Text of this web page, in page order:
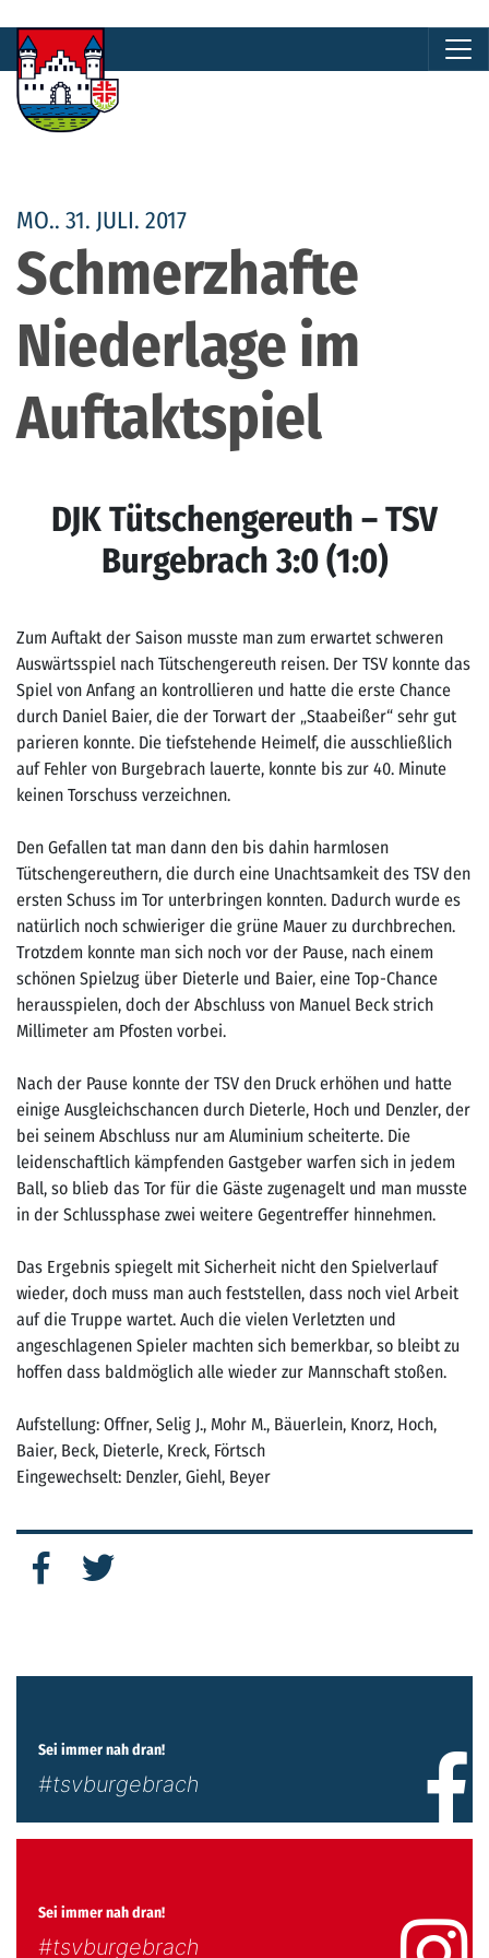
MO.. 31. JULI. 2017
Schmerzhafte
Niederlage im
Auftaktspiel
DJK Tütschengereuth – TSV
Burgebrach 3:0 (1:0)
Zum Auftakt der Saison musste man zum erwartet schweren
Auswärtsspiel nach Tütschengereuth reisen. Der TSV konnte das
Spiel von Anfang an kontrollieren und hatte die erste Chance
durch Daniel Baier, die der Torwart der „Staabeißer“ sehr gut
parieren konnte. Die tiefstehende Heimelf, die ausschließlich
auf Fehler von Burgebrach lauerte, konnte bis zur 40. Minute
keinen Torschuss verzeichnen.
Den Gefallen tat man dann den bis dahin harmlosen
Tütschengereuthern, die durch eine Unachtsamkeit des TSV den
ersten Schuss im Tor unterbringen konnten. Dadurch wurde es
natürlich noch schwieriger die grüne Mauer zu durchbrechen.
Trotzdem konnte man sich noch vor der Pause, nach einem
schönen Spielzug über Dieterle und Baier, eine Top-Chance
herausspielen, doch der Abschluss von Manuel Beck strich
Millimeter am Pfosten vorbei.
Nach der Pause konnte der TSV den Druck erhöhen und hatte
einige Ausgleichschancen durch Dieterle, Hoch und Denzler, der
bei seinem Abschluss nur am Aluminium scheiterte. Die
leidenschaftlich kämpfenden Gastgeber warfen sich in jedem
Ball, so blieb das Tor für die Gäste zugenagelt und man musste
in der Schlussphase zwei weitere Gegentreffer hinnehmen.
Das Ergebnis spiegelt mit Sicherheit nicht den Spielverlauf
wieder, doch muss man auch feststellen, dass noch viel Arbeit
auf die Truppe wartet. Auch die vielen Verletzten und
angeschlagenen Spieler machten sich bemerkbar, so bleibt zu
hoffen dass baldmöglich alle wieder zur Mannschaft stoßen.
Aufstellung: Offner, Selig J., Mohr M., Bäuerlein, Knorz, Hoch,
Baier, Beck, Dieterle, Kreck, Förtsch
Eingewechselt: Denzler, Giehl, Beyer
Sei immer nah dran!
#tsvburgebrach
Sei immer nah dran!
#tsvburgebrach